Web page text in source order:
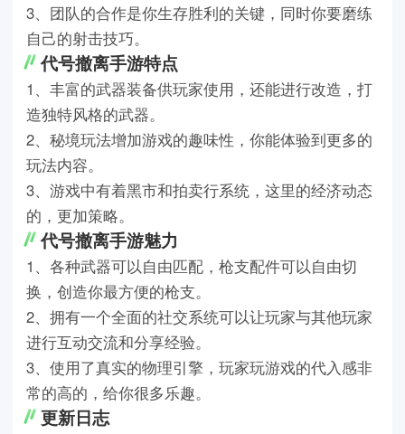
3、团队的合作是你生存胜利的关键，同时你要磨练
自己的射击技巧。
代号撤离手游特点
1、丰富的武器装备供玩家使用，还能进行改造，打
造独特风格的武器。
2、秘境玩法增加游戏的趣味性，你能体验到更多的
玩法内容。
3、游戏中有着黑市和拍卖行系统，这里的经济动态
的，更加策略。
代号撤离手游魅力
1、各种武器可以自由匹配，枪支配件可以自由切
换，创造你最方便的枪支。
2、拥有一个全面的社交系统可以让玩家与其他玩家
进行互动交流和分享经验。
3、使用了真实的物理引擎，玩家玩游戏的代入感非
常的高的，给你很多乐趣。
更新日志